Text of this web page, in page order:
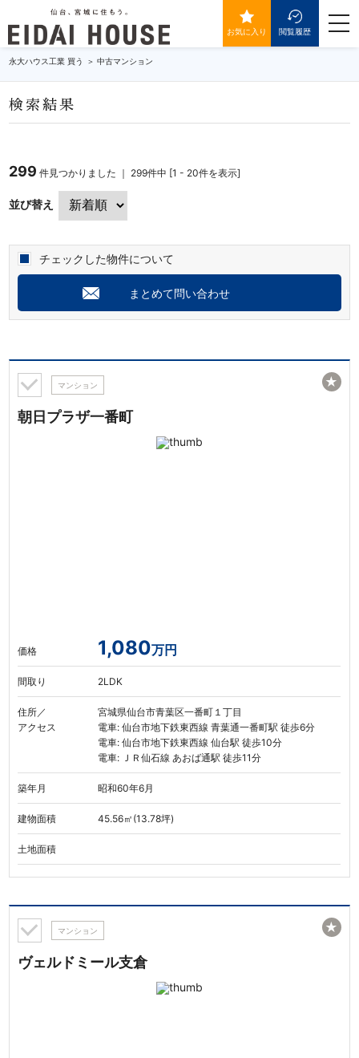
お気に入り 閲覧履歴
永大ハウス工業 買う 中古マンション
検索結果
299 件見つかりました ｜ 299件中 [1 - 20件を表示]
並び替え
チェックした物件について
まとめて問い合わせ
マンション
朝日プラザ一番町
価格 1,080万円
間取り 2LDK
住所／
アクセス
宮城県仙台市青葉区一番町１丁目
電車: 仙台市地下鉄東西線 青葉通一番町駅 徒歩6分
電車: 仙台市地下鉄東西線 仙台駅 徒歩10分
電車: ＪＲ仙石線 あおば通駅 徒歩11分
築年月 昭和60年6月
建物面積 45.56㎡(13.78坪)
土地面積
★
マンション
ヴェルドミール支倉
★